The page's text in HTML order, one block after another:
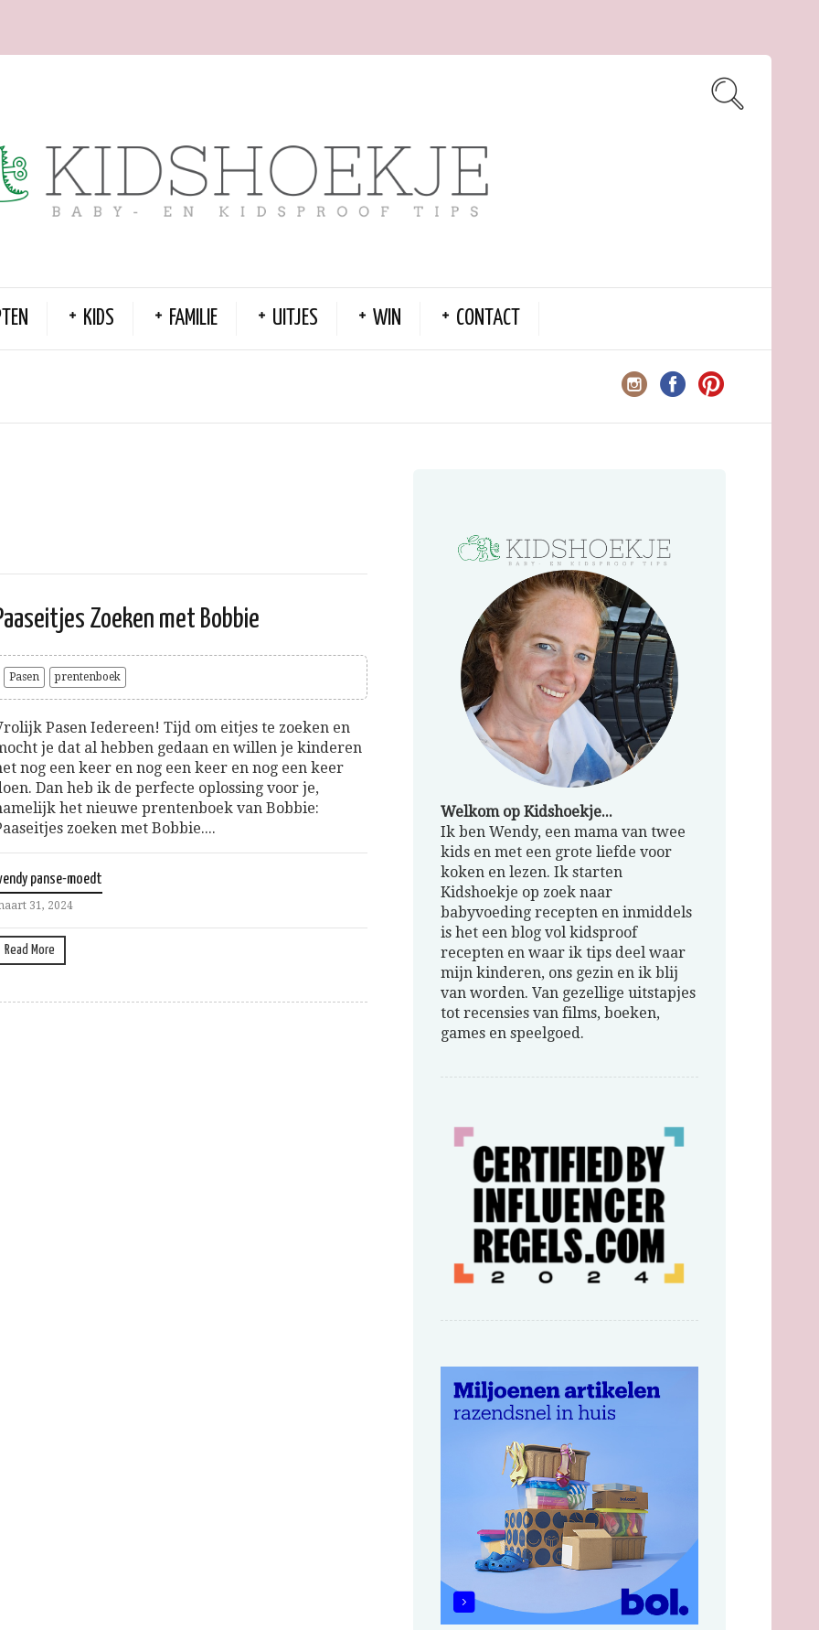
KIDS FAMILIE UITJES WIN CONTACT
Zoeken met Bobbie
Pasen prentenboek
Pasen Iedereen! Tijd om eitjes te zoeken en
je dat al hebben gedaan en willen je kinderen
nog een keer en nog een keer en nog een keer
Dan heb ik de perfecte oplossing voor je,
het nieuwe prentenboek van Bobbie:
zoeken met Bobbie....
panse-moedt
31, 2024
Read More
Welkom op Kidshoekje...
Ik ben Wendy, een mama van twee
kids en met een grote liefde voor
koken en lezen. Ik starten
Kidshoekje op zoek naar
babyvoeding recepten en inmiddels
is het een blog vol kidsproof
recepten en waar ik tips deel waar
mijn kinderen, ons gezin en ik blij
van worden. Van gezellige uitstapjes
tot recensies van films, boeken,
games en speelgoed.